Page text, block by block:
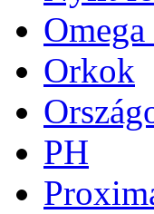
Orkok
PH